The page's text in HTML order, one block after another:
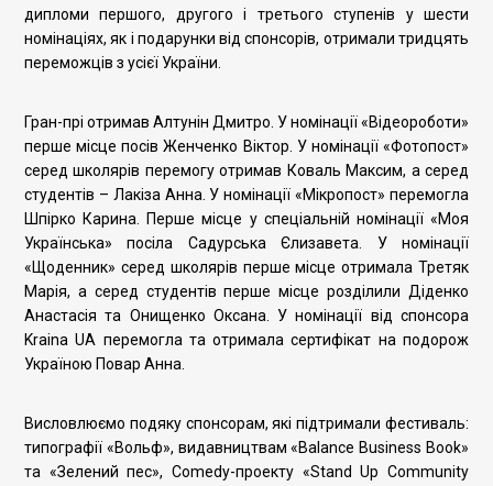
дипломи першого, другого і третього ступенів у шести
номінаціях, як і подарунки від спонсорів, отримали тридцять
переможців з усієї України.
Гран-прі отримав Алтунін Дмитро. У номінації «Відеороботи»
перше місце посів Женченко Віктор. У номінації «Фотопост»
серед школярів перемогу отримав Коваль Максим, а серед
студентів – Лакіза Анна. У номінації «Мікропост» перемогла
Шпірко Карина. Перше місце у спеціальній номінації «Моя
Українська» посіла Садурська Єлизавета. У номінації
«Щоденник» серед школярів перше місце отримала Третяк
Марія, а серед студентів перше місце розділили Діденко
Анастасія та Онищенко Оксана. У номінації від спонсора
Kraina UA перемогла та отримала сертифікат на подорож
Україною Повар Анна.
Висловлюємо подяку спонсорам, які підтримали фестиваль:
типографії «Вольф», видавництвам «Balance Business Book»
та «Зелений пес», Сomedy-проекту «Stand Up Community